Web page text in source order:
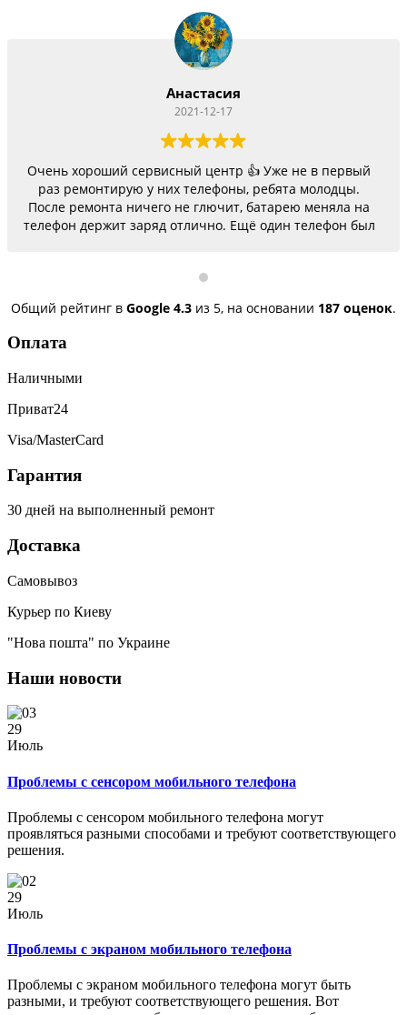
Анастасия
2021-12-17
Очень хороший сервисный центр 👍 Уже не в первый
раз ремонтирую у них телефоны, ребята молодцы.
После ремонта ничего не глючит, батарею меняла на
телефон держит заряд отлично. Ещё один телефон был
сегодня получила телефон, всё исправили, заряд
Общий рейтинг в Google 4.3 из 5, на основании 187 оценок.
Оплата
Наличными
Приват24
Visa/MasterCard
Гарантия
30 дней на выполненный ремонт
Доставка
Самовывоз
Курьер по Киеву
"Нова пошта" по Украине
Наши новости
29
Июль
Проблемы с сенсором мобильного телефона
Проблемы с сенсором мобильного телефона могут
проявляться разными способами и требуют соответствующего
решения.
29
Июль
Проблемы с экраном мобильного телефона
Проблемы с экраном мобильного телефона могут быть
разными, и требуют соответствующего решения. Вот